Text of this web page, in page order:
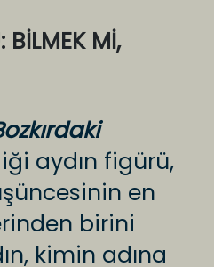
Mİ,
aydın figürü,
en
birini
kimin adına